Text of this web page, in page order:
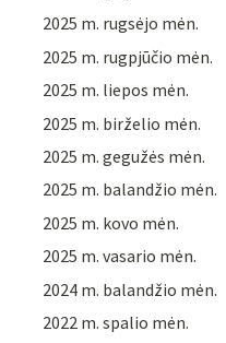
2025 m. rugsėjo mėn.
2025 m. rugpjūčio mėn.
2025 m. liepos mėn.
2025 m. birželio mėn.
2025 m. gegužės mėn.
2025 m. balandžio mėn.
2025 m. kovo mėn.
2025 m. vasario mėn.
2024 m. balandžio mėn.
2022 m. spalio mėn.